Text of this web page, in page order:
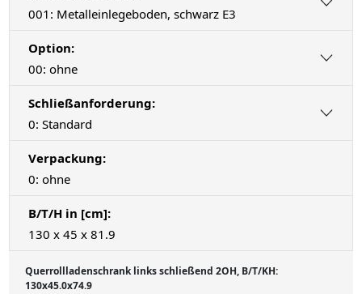
001: Metalleinlegeboden, schwarz E3
Option:
00: ohne
Schließanforderung:
0: Standard
Verpackung:
0: ohne
B/T/H in [cm]:
130 x 45 x 81.9
Querrollladenschrank links schließend 2OH, B/T/KH:
130x45.0x74.9